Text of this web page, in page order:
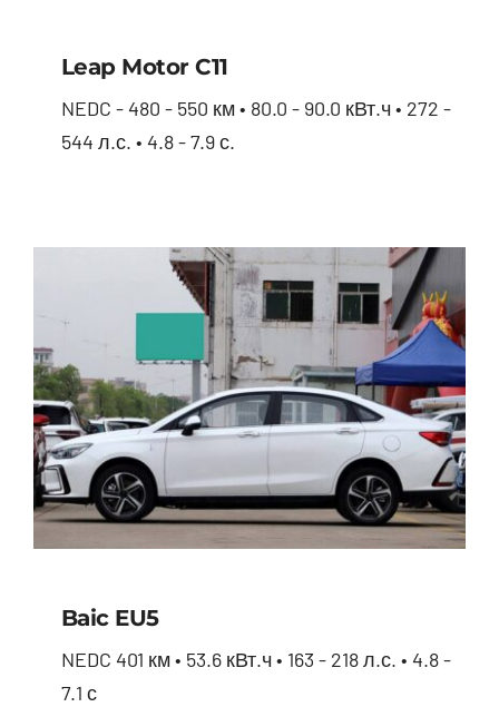
Leap Motor С11
NEDC - 480 - 550 км • 80.0 - 90.0 кВт.ч • 272 -
544 л.с. • 4.8 - 7.9 с.
Baic EU5
NEDC 401 км • 53.6 кВт.ч • 163 - 218 л.с. • 4.8 -
7.1 с